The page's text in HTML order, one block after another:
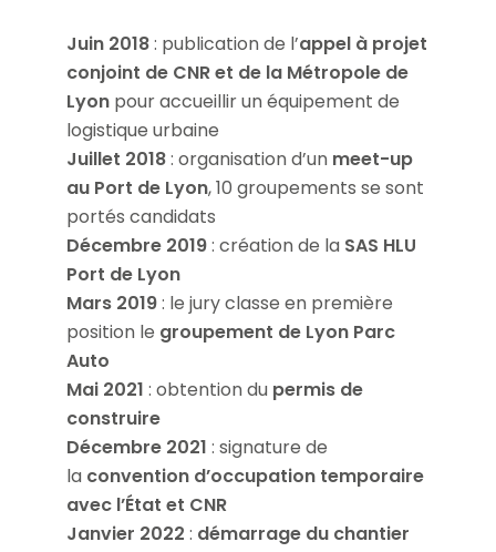
Juin 2018: publication de l’appel à projet
conjoint de CNR et de la Métropole de
Lyon pour accueillir un équipement de
logistique urbaine
Juillet 2018: organisation d’un meet-up
au Port de Lyon, 10 groupements se sont
portés candidats
Décembre 2019: création de la SAS HLU
Port de Lyon
Mars 2019: le jury classe en première
position le groupement de Lyon Parc
Auto
Mai 2021 : obtention du permis de
construire
Décembre 2021 : signature de
la convention d’occupation temporaire
avec l’État et CNR
Janvier 2022 : démarrage du chantier